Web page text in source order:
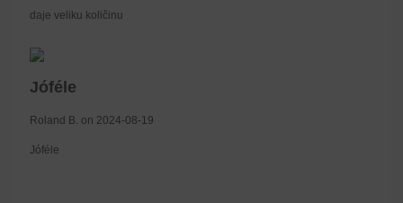
daje veliku količinu
Jóféle
Roland B. on 2024-08-19
Jóféle